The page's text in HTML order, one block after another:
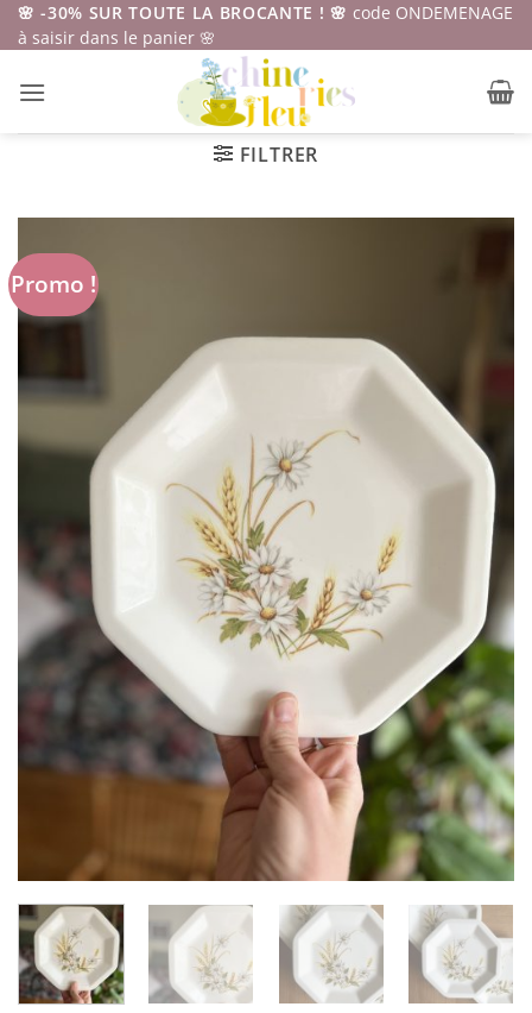
Passer
au
🌸 -30% SUR TOUTE LA BROCANTE ! 🌸 code ONDEMENAGE
à saisir dans le panier 🌸
FILTRER
Promo !